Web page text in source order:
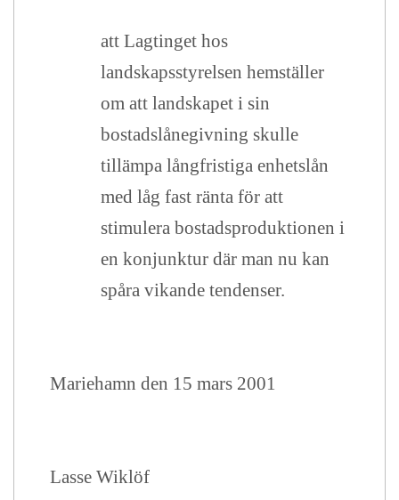
att Lagtinget hos
landskapsstyrelsen hemställer
om att landskapet i sin
bostadslånegivning skulle
tillämpa långfristiga enhetslån
med låg fast ränta för att
stimulera bostadsproduktionen i
en konjunktur där man nu kan
spåra vikande tendenser.
Mariehamn den 15 mars 2001
Lasse Wiklöf